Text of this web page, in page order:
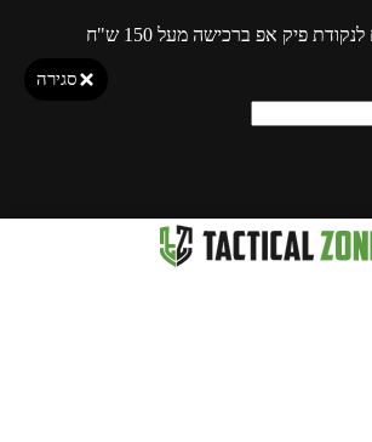
פיק אפ ברכישה מעל 150 ש"ח
סגירה